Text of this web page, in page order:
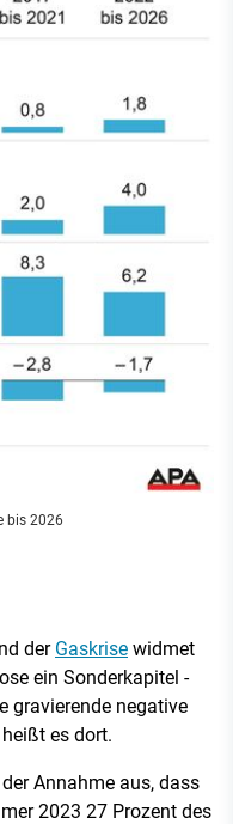
bis 2026
der Gaskrise widmet
ein Sonderkapitel -
gravierende negative
es dort.
Annahme aus, dass
2023 27 Prozent des